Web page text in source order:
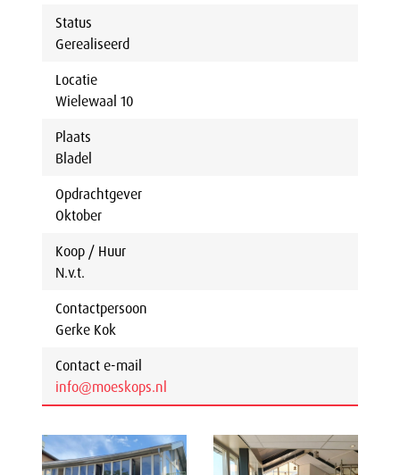
Status
Gerealiseerd
Locatie
Wielewaal 10
Plaats
Bladel
Opdrachtgever
Oktober
Koop / Huur
N.v.t.
Contactpersoon
Gerke Kok
Contact e-mail
info@moeskops.nl